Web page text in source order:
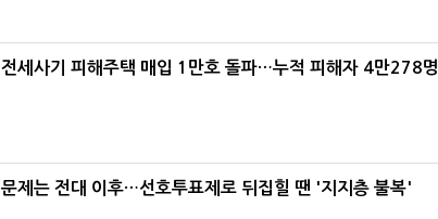
전세사기 피해주택 매입 1만호 돌파…누적 피해자 4만278명
문제는 전대 이후…선호투표제로 뒤집힐 땐 '지지층 불복'